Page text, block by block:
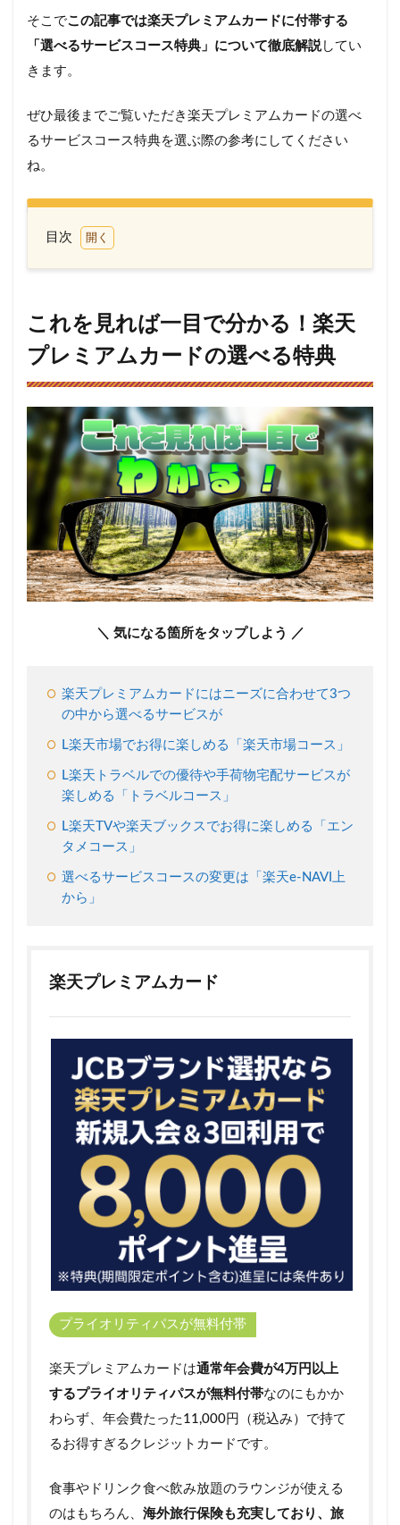
そこでこの記事では楽天プレミアムカードに付帯する
「選べるサービスコース特典」について徹底解説 してい
きます。
ぜひ最後までご覧いただき楽天プレミアムカードの選べ
るサービスコース特典を選ぶ際の参考にしてください
ね。
目次
れば
一目
で分
か
る！
プレ
ミア
ムカ
ード
の選
べる
特典
2
楽
天
プ
つ
か
べ
コ
ー
典
2.1
楽天
市場
がお
得に
利用
でき
ー
2.2
をお
得に
楽し
める
「ト
ラベ
ー
ス」
これを見れば一目で分かる！楽天
プレミアムカードの選べる特典
＼ 気になる箇所をタップしよう ／
楽天プレミアムカードにはニーズに合わせて3つ
の中から選べるサービスが
L楽天市場でお得に楽しめる「楽天市場コース」
L楽天トラベルでの優待や手荷物宅配サービスが
楽しめる「トラベルコース」
L楽天TVや楽天ブックスでお得に楽しめる「エン
タメコース」
選べるサービスコースの変更は「楽天e-NAVI上
から」
楽天プレミアムカード
プライオリティパスが無料付帯
楽天プレミアムカードは通常年会費が4万円以上
するプライオリティパスが無料付帯なのにもかか
わらず、年会費たった11,000円（税込み）で持て
るお得すぎるクレジットカードです。
食事やドリンク食べ飲み放題のラウンジが使える
のはもちろん、 海外旅行保険も充実しており、旅